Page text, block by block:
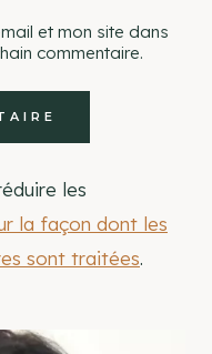
et mon site dans
commentaire.
les
la façon dont les
sont traitées.